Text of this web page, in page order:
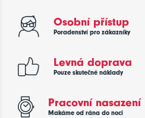
Osobní přístup
Poradenství pro zákazníky
Levná doprava
Pouze skutečné náklady
Pracovní nasazení
Makáme od rána do noci